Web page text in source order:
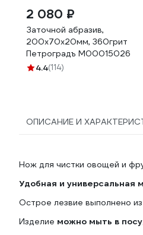
2 080 ₽
Заточной абразив,
200х70х20мм, 360грит
Петроградъ М00015026
4.4(114)
ОПИСАНИЕ И
Нож для чистки овощей и
Удобная и универсальная
Острое лезвие выполнено
Изделие можно мыть в